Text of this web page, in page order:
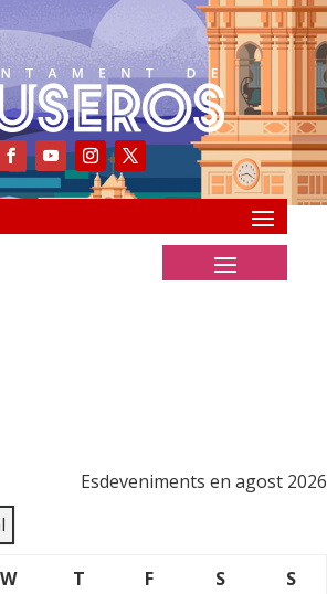
Esdeveniments en agost 2026
WDimecres
T F Divendres
S Dissabte
S